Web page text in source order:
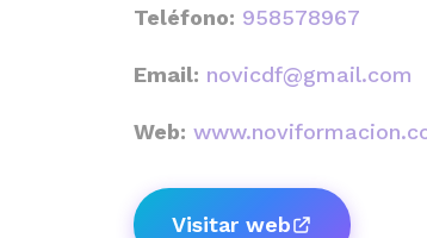
Teléfono: 958578967
Email: novicdf@gmail.com
Web:
Visitar web